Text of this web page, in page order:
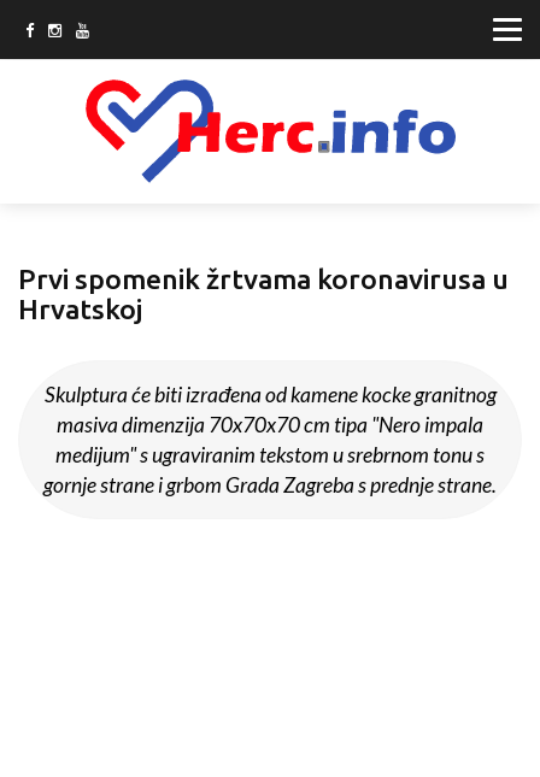
Prvi spomenik žrtvama koronavirusa u
Hrvatskoj
Skulptura će biti izrađena od kamene kocke granitnog
masiva dimenzija 70x70x70 cm tipa "Nero impala
medijum" s ugraviranim tekstom u srebrnom tonu s
gornje strane i grbom Grada Zagreba s prednje strane.